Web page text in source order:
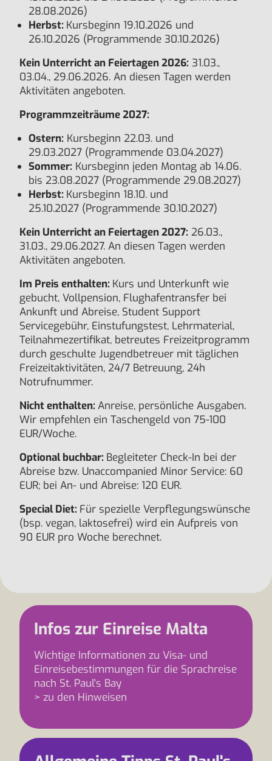
28.08.2026)
Herbst: Kursbeginn 19.10.2026 und
26.10.2026 (Programmende 30.10.2026)
Kein Unterricht an Feiertagen 2026: 31.03.,
03.04., 29.06.2026. An diesen Tagen werden
Aktivitäten angeboten.
Programmzeiträume 2027:
Ostern: Kursbeginn 22.03. und
29.03.2027 (Programmende 03.04.2027)
Sommer: Kursbeginn jeden Montag ab 14.06.
bis 23.08.2027 (Programmende 29.08.2027)
Herbst: Kursbeginn 18.10. und
25.10.2027 (Programmende 30.10.2027)
Kein Unterricht an Feiertagen 2027: 26.03.,
31.03., 29.06.2027. An diesen Tagen werden
Aktivitäten angeboten.
Im Preis enthalten: Kurs und Unterkunft wie
gebucht, Vollpension, Flughafentransfer bei
Ankunft und Abreise, Student Support
Servicegebühr, Einstufungstest, Lehrmaterial,
Teilnahmezertifikat, betreutes Freizeitprogramm
durch geschulte Jugendbetreuer mit täglichen
Freizeitaktivitäten, 24/7 Betreuung, 24h
Notrufnummer.
Nicht enthalten: Anreise, persönliche Ausgaben.
Wir empfehlen ein Taschengeld von 75-100
EUR/Woche.
Optional buchbar: Begleiteter Check-In bei der
Abreise bzw. Unaccompanied Minor Service: 60
EUR; bei An- und Abreise: 120 EUR.
Special Diet: Für spezielle Verpflegungswünsche
(bsp. vegan, laktosefrei) wird ein Aufpreis von
90 EUR pro Woche berechnet.
Infos zur Einreise Malta
Wichtige Informationen zu Visa- und
Einreisebestimmungen für die Sprachreise
nach St. Paul's Bay
> zu den Hinweisen